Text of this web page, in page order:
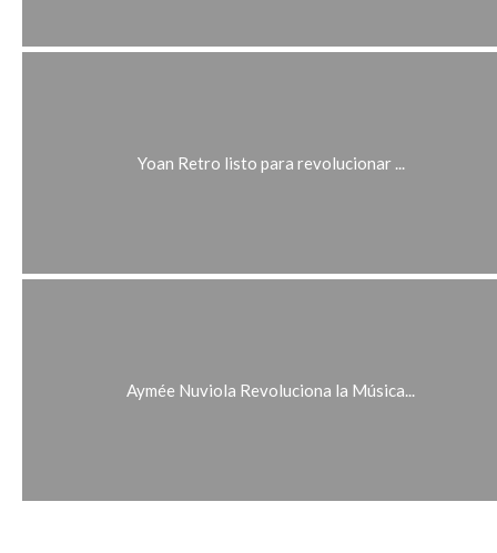
Yoan Retro listo para revolucionar ...
Aymée Nuviola Revoluciona la Música...